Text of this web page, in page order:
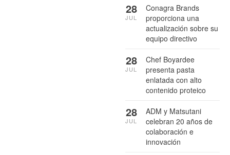
Conagra Brands
proporciona una
actualización sobre su
equipo directivo
28
JUL
Chef Boyardee
presenta pasta
enlatada con alto
contenido proteico
28
JUL
ADM y Matsutani
celebran 20 años de
colaboración e
innovación
28
JUL